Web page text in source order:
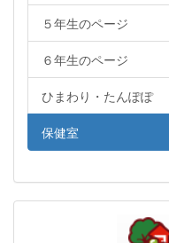
５年生のページ
６年生のページ
ひまわり・たんぽぽ
保健室